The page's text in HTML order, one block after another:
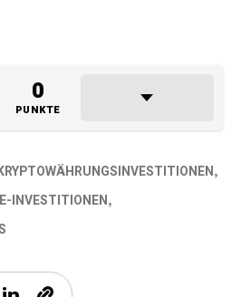
0
PUNKTE
INVESTITIONEN